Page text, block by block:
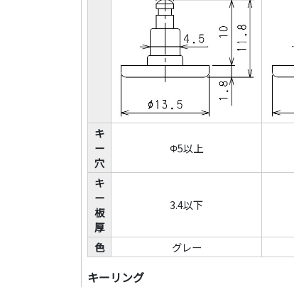
キ
ー
穴
Φ5以上
キ
ー
板
厚
3.4以下
色 グレー
キーリング